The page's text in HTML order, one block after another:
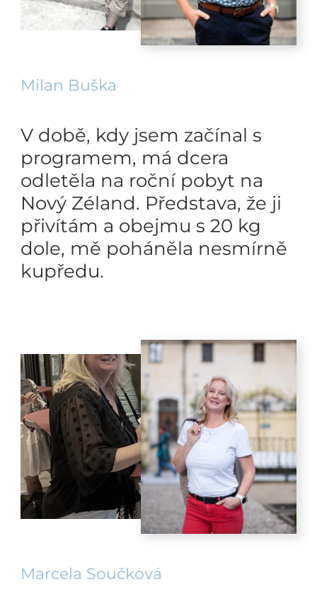
Milan Buška
V době, kdy jsem začínal s
programem, má dcera
odletěla na roční pobyt na
Nový Zéland. Představa, že ji
přivítám a obejmu s 20 kg
dole, mě poháněla nesmírně
kupředu.
Marcela Součková